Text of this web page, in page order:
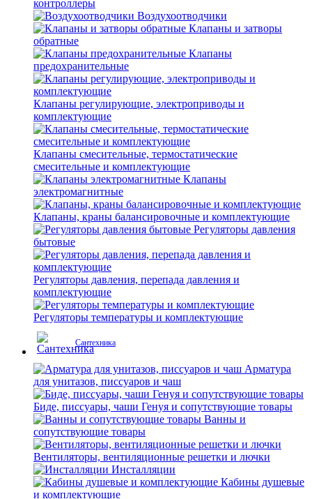
контроллеры
Воздухоотводчики
Клапаны и затворы
обратные
Клапаны
предохранительные
Клапаны регулирующие, электроприводы и
комплектующие
Клапаны смесительные, термостатические
смесительные и комплектующие
Клапаны
электромагнитные
Клапаны, краны балансировочные и комплектующие
Регуляторы давления
бытовые
Регуляторы давления, перепада давления и
комплектующие
Регуляторы температуры и комплектующие
Сантехника
Арматура
для унитазов, писсуаров и чаш
Биде, писсуары, чаши Генуя и сопутствующие товары
Ванны и
сопутствующие товары
Вентиляторы, вентиляционные решетки и лючки
Инсталляции
Кабины душевые
и комплектующие